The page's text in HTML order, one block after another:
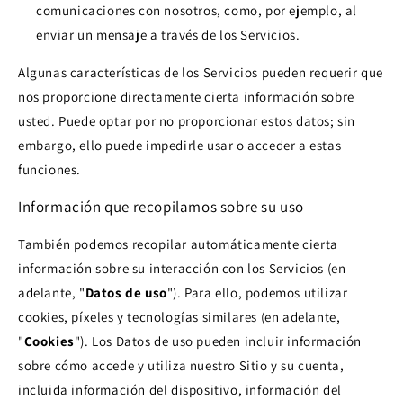
comunicaciones con nosotros, como, por ejemplo, al
enviar un mensaje a través de los Servicios.
Algunas características de los Servicios pueden requerir que
nos proporcione directamente cierta información sobre
usted. Puede optar por no proporcionar estos datos; sin
embargo, ello puede impedirle usar o acceder a estas
funciones.
Información que recopilamos sobre su uso
También podemos recopilar automáticamente cierta
información sobre su interacción con los Servicios (en
adelante, "Datos de uso"). Para ello, podemos utilizar
cookies, píxeles y tecnologías similares (en adelante,
"Cookies"). Los Datos de uso pueden incluir información
sobre cómo accede y utiliza nuestro Sitio y su cuenta,
incluida información del dispositivo, información del